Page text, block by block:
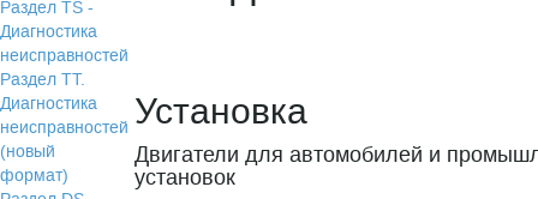
Раздел TS -
Диагностика
неисправностей
Раздел TТ.
Диагностика
неисправностей
(новый
формат)
Установка
Двигатели для автомобилей и
установок